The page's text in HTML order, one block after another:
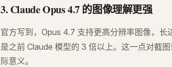
3. Claude Opus 4.7 的图像理解更强
官方写到，Opus 4.7 支持更高分辨率图像，长
是之前 Claude 模型的 3 倍以上。这一点对截
际意义。